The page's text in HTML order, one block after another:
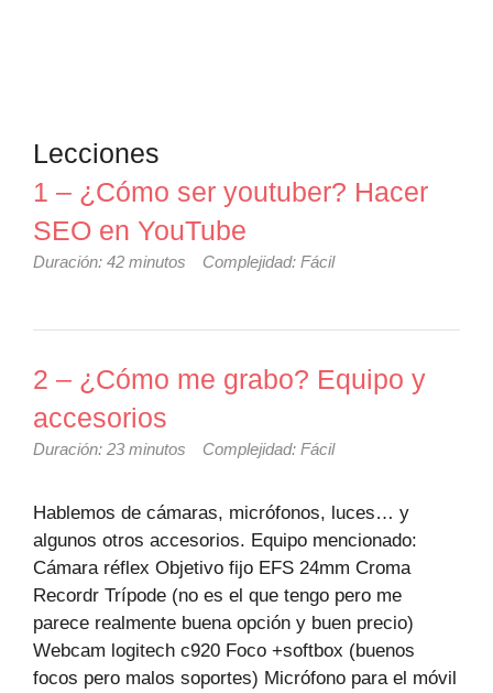
Lecciones
1 – ¿Cómo ser youtuber? Hacer
SEO en YouTube
Duración: 42 minutos Complejidad: Fácil
2 – ¿Cómo me grabo? Equipo y
accesorios
Duración: 23 minutos Complejidad: Fácil
Hablemos de cámaras, micrófonos, luces… y
algunos otros accesorios. Equipo mencionado:
Cámara réflex Objetivo fijo EFS 24mm Croma
Recordr Trípode (no es el que tengo pero me
parece realmente buena opción y buen precio)
Webcam logitech c920 Foco +softbox (buenos
focos pero malos soportes) Micrófono para el móvil